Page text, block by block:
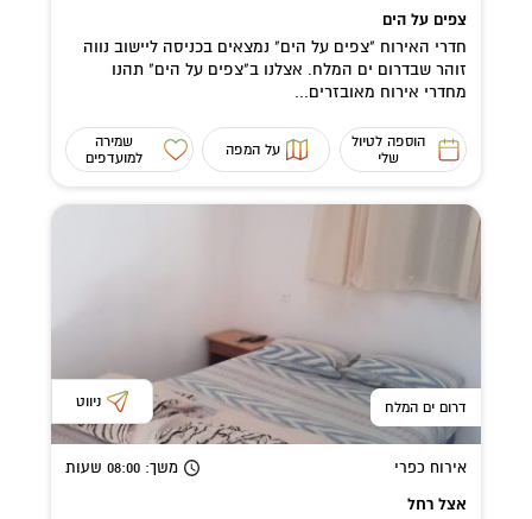
צפים על הים
חדרי האירוח "צפים על הים" נמצאים בכניסה ליישוב נווה
זוהר שבדרום ים המלח. אצלנו ב"צפים על הים" תהנו
מחדרי אירוח מאובזרים...
הוספה לטיול
שלי
על המפה
שמירה
למועדפים
דרום ים המלח ניווט
אירוח כפרי משך: 08:00 שעות
אצל רחל